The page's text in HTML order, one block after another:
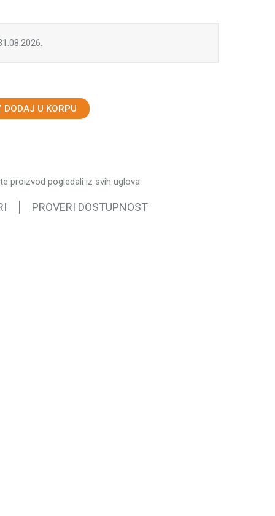
DODAJ U KORPU
proizvod pogledali iz svih uglova
PROVERI DOSTUPNOST